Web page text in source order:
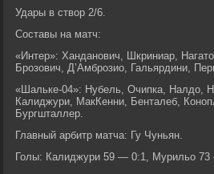
Удары в створ 2/6.
Составы на матч:
«Интер»: Ханданович, Шкриниар,
Брозович, Д’Амброзио, Гальярдини,
«Шальке-04»: Нубель, Очипка, Налдо,
Калиджури, МакКенни, Бенталеб,
Бургшталлер.
Главный арбитр матча: Гу Чуньян.
Голы: Калиджури 59 — 0:1, Мурильо